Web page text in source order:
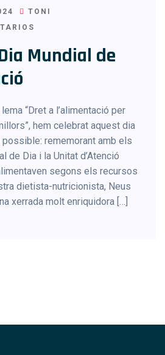
TONI
Mundial de
“Dret a l’alimentació per
hem celebrat aquest dia
rememorant amb els
de Dia i la Unitat d’Atenció
segons els recursos
dietista-nutricionista, Neus
xerrada molt enriquidora […]